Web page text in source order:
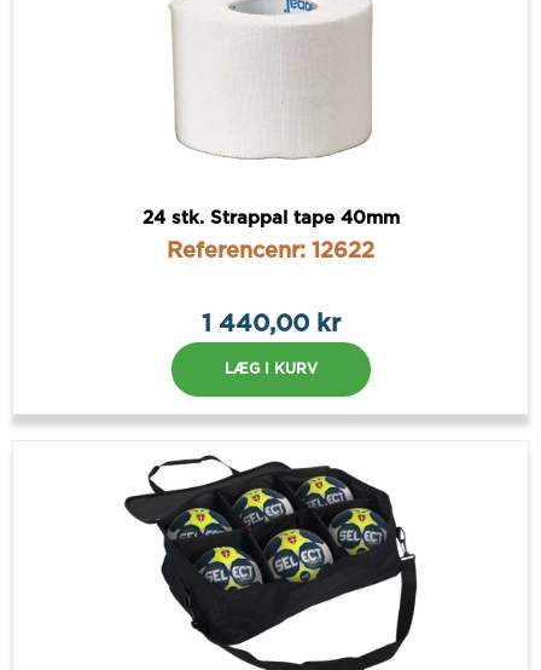
24 stk. Strappal tape 40mm
Referencenr: 12622
1 440,00 kr
LÆG I KURV